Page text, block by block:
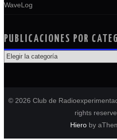
WaveLog
PUBLICACIONES POR
PUBLICACIONES
© 2026 Club de
rights
Hieroby